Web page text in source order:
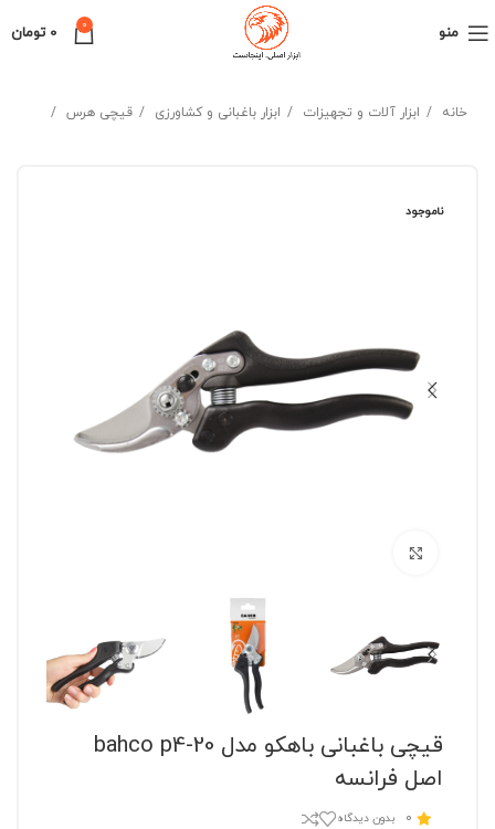
منو 0
0 تومان
خانه ابزار آلات و تجهیزات ابزار باغبانی و کشاورزی قیچی هرس
ناموجود
قیچی باغبانی باهکو مدل bahco p4-20
اصل فرانسه
0 بدون دیدگاه